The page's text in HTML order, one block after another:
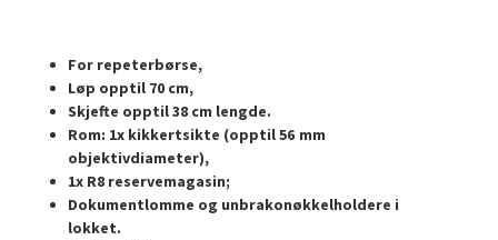
For repeterbørse,
Løp opptil 70 cm,
Skjefte opptil 38 cm lengde.
Rom: 1x kikkertsikte (opptil 56 mm
objektivdiameter),
1x R8 reservemagasin;
Dokumentlomme og unbrakonøkkelholdere i
lokket.